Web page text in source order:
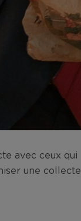
avec ceux qui
une collecte